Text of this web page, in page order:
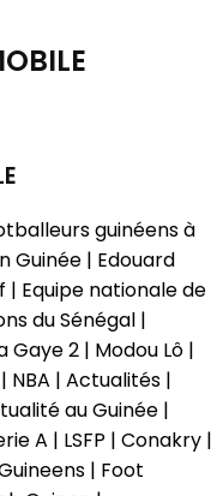
guinéens à
Guinée | Edouard
| Equipe nationale de
du Sénégal |
Gaye 2 | Modou Lô |
NBA | Actualités |
au Guinée |
A | LSFP | Conakry |
| Foot